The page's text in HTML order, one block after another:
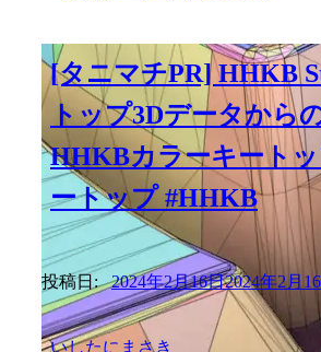
[タニマチPR] HHKB
トップ3Dデータから
HHKBカラーキート
ートップ #HHKB
投稿日: 2024年2月16日2024年2月
いしたにまさき